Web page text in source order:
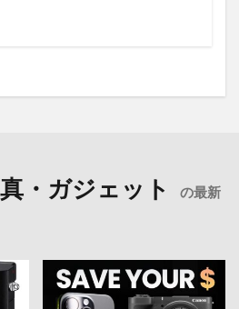
・ガジェット の最新